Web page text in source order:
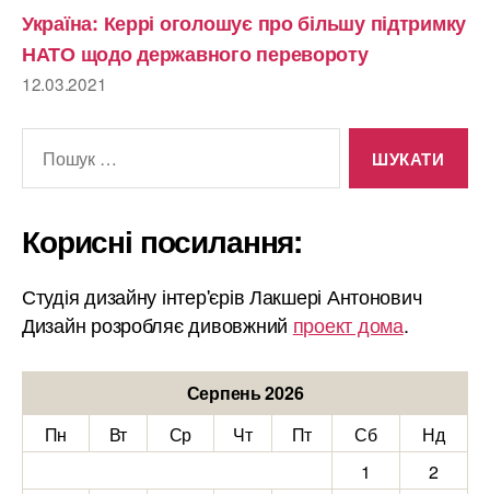
Україна: Керрі оголошує про більшу підтримку
НАТО щодо державного перевороту
12.03.2021
Корисні посилання:
Студія дизайну інтер'єрів Лакшері Антонович
Дизайн розробляє дивовжний проект дома.
Серпень 2026
Пн
Вт Ср Чт Пт Сб
Нд
1
2